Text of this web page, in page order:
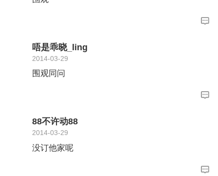
唔是乖晓_ling
2014-03-29
围观同问
88不许动88
2014-03-29
没订他家呢